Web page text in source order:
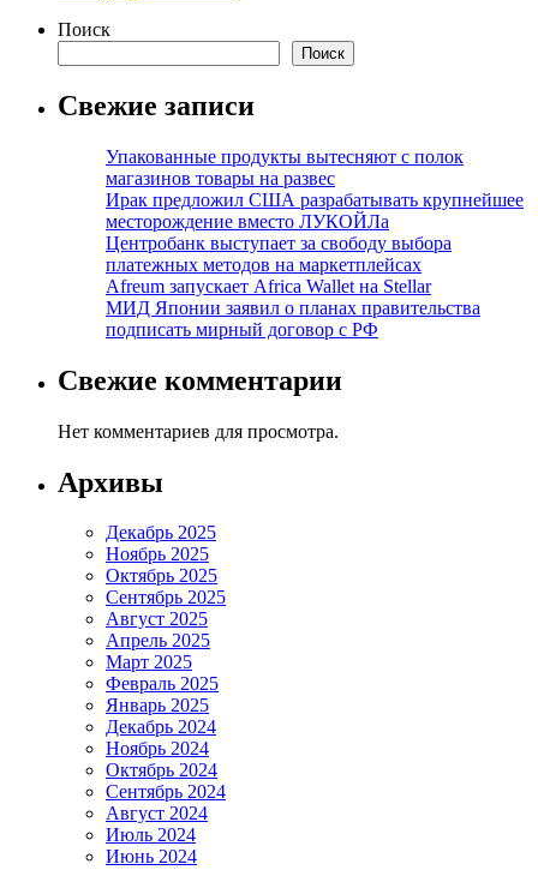
Поиск
Поиск
Свежие записи
Упакованные продукты вытесняют с полок
магазинов товары на развес
Ирак предложил США разрабатывать крупнейшее
месторождение вместо ЛУКОЙЛа
Центробанк выступает за свободу выбора
платежных методов на маркетплейсах
Afreum запускает Africa Wallet на Stellar
МИД Японии заявил о планах правительства
подписать мирный договор с РФ
Свежие комментарии
Нет комментариев для просмотра.
Архивы
Декабрь 2025
Ноябрь 2025
Октябрь 2025
Сентябрь 2025
Август 2025
Апрель 2025
Март 2025
Февраль 2025
Январь 2025
Декабрь 2024
Ноябрь 2024
Октябрь 2024
Сентябрь 2024
Август 2024
Июль 2024
Июнь 2024